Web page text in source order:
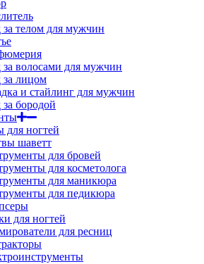
за телом для мужчин
за волосами для мужчин
за лицом
и стайлинг для мужчин
за бородой
для ногтей
шаветт
для бровей
для косметолога
для маникюра
для педикюра
для ногтей
для ресниц